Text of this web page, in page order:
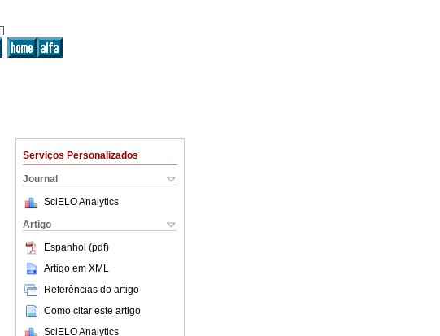
Serviços Personalizados
Journal
SciELO Analytics
Artigo
Espanhol (pdf)
Artigo em XML
Referências do artigo
Como citar este artigo
SciELO Analytics